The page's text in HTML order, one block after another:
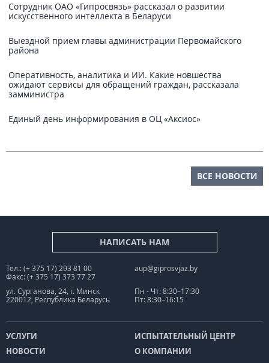
Сотрудник ОАО «Гипросвязь» рассказал о развитии
искусственного интеллекта в Беларуси
Выездной прием главы администрации Первомайского
района
Оперативность, аналитика и ИИ. Какие новшества
ожидают сервисы для обращений граждан, рассказала
замминистра
Единый день информирования в ОЦ «Аксиос»
ВСЕ НОВОСТИ
НАПИСАТЬ НАМ
Тел.: (+ 375 17) 293 81 00
Факс: (+ 375 17) 373 77 27
aup@giprosvjaz.by
ул. Сурганова, 24, г. Минск
220012, Республика Беларусь
Пн - Чт: 8:30–17:30
Пт: 8:30–16:15
УСЛУГИ
ИСПЫТАТЕЛЬНЫЙ ЦЕНТР
НОВОСТИ
О КОМПАНИИ